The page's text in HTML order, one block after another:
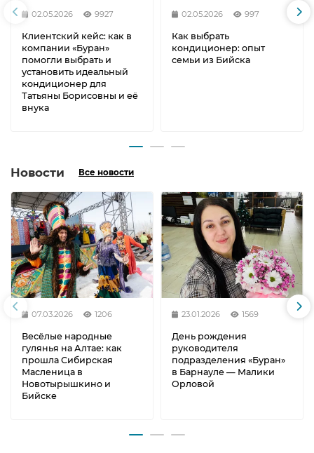
02.05.2026 9927
Клиентский кейс: как в
компании «Буран»
помогли выбрать и
установить идеальный
кондиционер для
Татьяны Борисовны и её
внука
02.05.2026 997
Как выбрать
кондиционер: опыт
семьи из Бийска
Новости Все новости
07.03.2026 1206
Весёлые народные
гулянья на Алтае: как
прошла Сибирская
Масленица в
Новотырышкино и
Бийске
23.01.2026 1569
День рождения
руководителя
подразделения «Буран»
в Барнауле — Малики
Орловой